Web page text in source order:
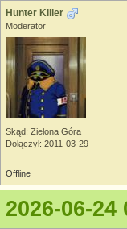
Hunter Killer
Moderator
Skąd: Zielona Góra
Dołączył: 2011-03-29
Offline
2026-06-24